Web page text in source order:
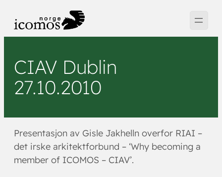
innhold
CIAV Dublin
27.10.2010
Presentasjon av Gisle Jakhelln overfor RIAI –
det irske arkitektforbund – ‘Why becoming a
member of ICOMOS – CIAV’.